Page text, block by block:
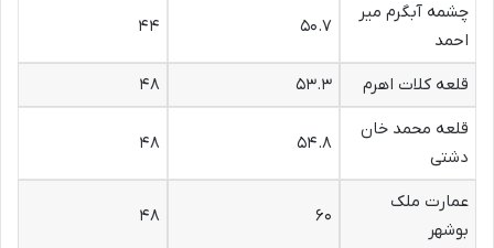
چشمه آبگرم میر
احمد
۵۰.۷ ۴۴
قلعه کلات اهرم ۵۳.۳
۴۸
قلعه محمد خان
دشتی
۵۴.۸ ۴۸
عمارت ملک
بوشهر
۶۰ ۴۸